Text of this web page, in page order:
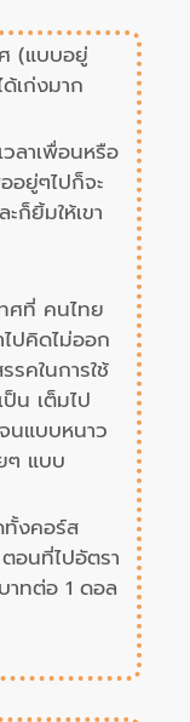
ศ (แบบอยู่
เก่งมาก
ลาเพื่อนหรือ
ยู่ๆไปก็จะ
ก็ยิ้มให้เขา
ศที่ คนไทย
ปคิดไม่ออก
รคในการใช้
น เต็มไป
นแบบหนาว
ๆ แบบ
ทั้งคอร์ส
อนที่ไปอัตรา
าทต่อ 1 ดอล